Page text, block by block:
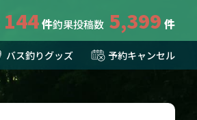
144 釣果投稿数 5,399
バス釣りグッズ 予約キャンセル